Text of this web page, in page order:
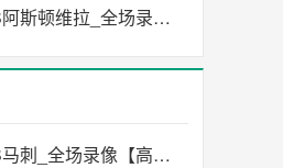
2026年05月16日 利物浦VS阿斯顿维拉_全场录像【高清回放】
2026年06月14日 尼克斯VS马刺_全场录像【高清回放】